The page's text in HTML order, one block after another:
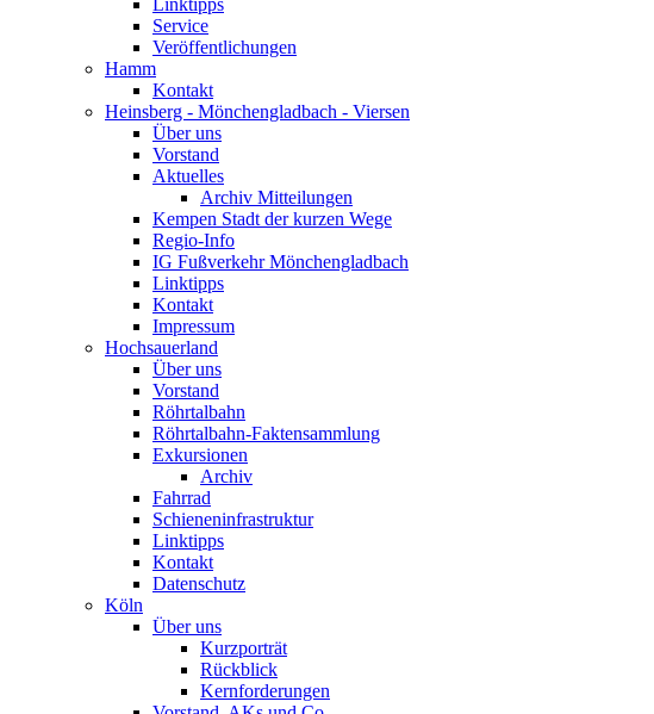
Linktipps
Service
Veröffentlichungen
Hamm
Kontakt
Heinsberg - Mönchengladbach - Viersen
Über uns
Vorstand
Aktuelles
Archiv Mitteilungen
Kempen Stadt der kurzen Wege
Regio-Info
IG Fußverkehr Mönchengladbach
Linktipps
Kontakt
Impressum
Hochsauerland
Über uns
Vorstand
Röhrtalbahn
Röhrtalbahn-Faktensammlung
Exkursionen
Archiv
Fahrrad
Schieneninfrastruktur
Linktipps
Kontakt
Datenschutz
Köln
Über uns
Kurzporträt
Rückblick
Kernforderungen